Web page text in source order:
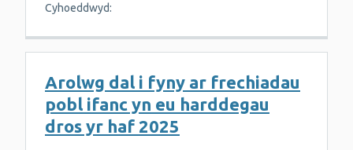
Cyhoeddwyd:
Arolwg dal i fyny ar frechiadau
pobl ifanc yn eu harddegau
dros yr haf 2025